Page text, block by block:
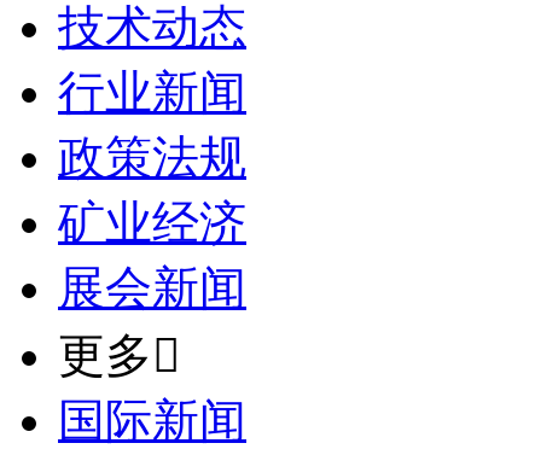
技术动态
行业新闻
政策法规
矿业经济
展会新闻
更多
国际新闻